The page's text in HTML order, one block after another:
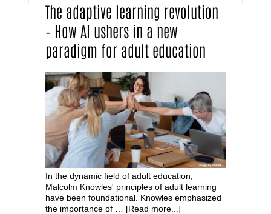
The adaptive learning revolution
– How AI ushers in a new
paradigm for adult education
In the dynamic field of adult education,
Malcolm Knowles' principles of adult learning
have been foundational. Knowles emphasized
the importance of … [Read more...]